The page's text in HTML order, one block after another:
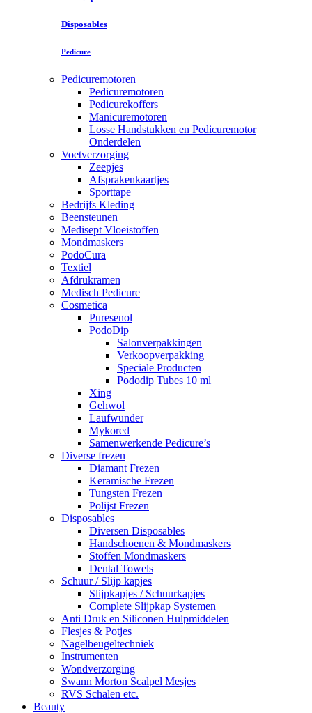
Disposables
Pedicure
Pedicuremotoren
Pedicuremotoren
Pedicurekoffers
Manicuremotoren
Losse Handstukken en Pedicuremotor
Onderdelen
Voetverzorging
Zeepjes
Afsprakenkaartjes
Sporttape
Bedrijfs Kleding
Beensteunen
Medisept Vloeistoffen
Mondmaskers
PodoCura
Textiel
Afdrukramen
Medisch Pedicure
Cosmetica
Puresenol
PodoDip
Salonverpakkingen
Verkoopverpakking
Speciale Producten
Pododip Tubes 10 ml
Xing
Gehwol
Laufwunder
Mykored
Samenwerkende Pedicure’s
Diverse frezen
Diamant Frezen
Keramische Frezen
Tungsten Frezen
Polijst Frezen
Disposables
Diversen Disposables
Handschoenen & Mondmaskers
Stoffen Mondmaskers
Dental Towels
Schuur / Slijp kapjes
Slijpkapjes / Schuurkapjes
Complete Slijpkap Systemen
Anti Druk en Siliconen Hulpmiddelen
Flesjes & Potjes
Nagelbeugeltechniek
Instrumenten
Wondverzorging
Swann Morton Scalpel Mesjes
RVS Schalen etc.
Beauty